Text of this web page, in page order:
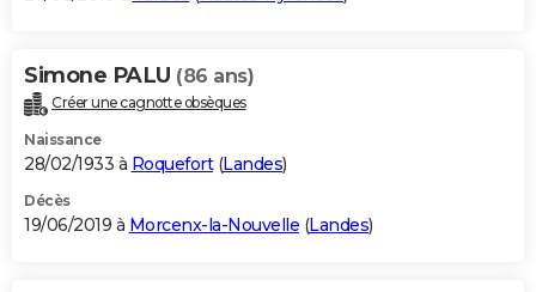
Simone PALU (86 ans)
Créer une cagnotte obsèques
Naissance
28/02/1933 à Roquefort(Landes)
Décès
19/06/2019 à Morcenx-la-Nouvelle (Landes)